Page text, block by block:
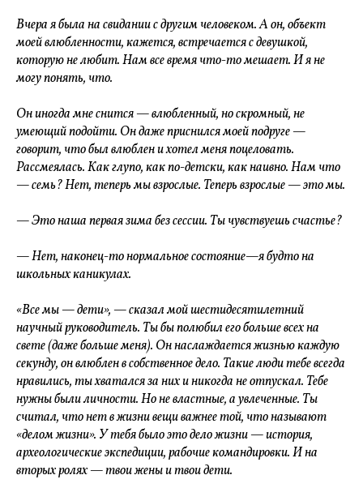
Вчера я была на свидании с другим человеком. А он, объект
моей влюбленности, кажется, встречается с девушкой,
которую не любит. Нам все время что-то мешает. И я не
могу понять, что.
Он иногда мне снится — влюбленный, но скромный, не
умеющий подойти. Он даже приснился моей подруге —
говорит, что был влюблен и хотел меня поцеловать.
Рассмеялась. Как глупо, как по-детски, как наивно. Нам что
— семь? Нет, теперь мы взрослые. Теперь взрослые — это мы.
— Это наша первая зима без сессии. Ты чувствуешь счастье?
— Нет, наконец-то нормальное состояние—я будто на
школьных каникулах.
«Все мы — дети», — сказал мой шестидесятилетний
научный руководитель. Ты бы полюбил его больше всех на
свете (даже больше меня). Он наслаждается жизнью каждую
секунду, он влюблен в собственное дело. Такие люди тебе всегда
нравились, ты хватался за них и никогда не отпускал. Тебе
нужны были личности. Но не властные, а увлеченные. Ты
считал, что нет в жизни вещи важнее той, что называют
«делом жизни». У тебя было это дело жизни — история,
археологические экспедиции, рабочие командировки. И на
вторых ролях — твои жены и твои дети.